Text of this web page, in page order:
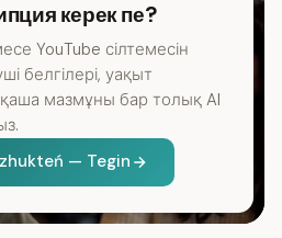
керек пе?
YouTube сілтемесін
белгілері, уақыт
мазмұны бар толық AI
— Tegin